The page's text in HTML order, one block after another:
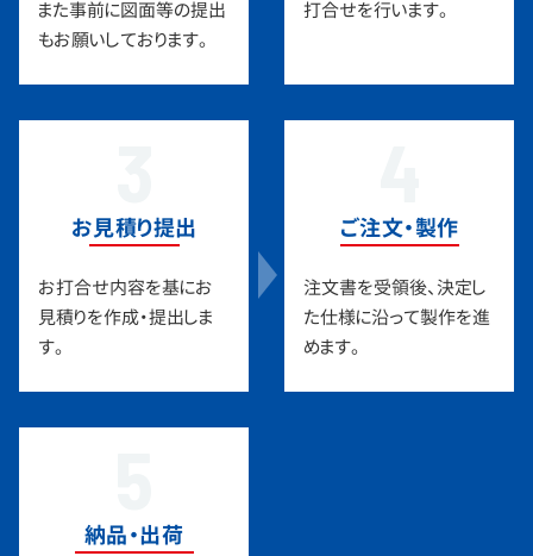
また事前に図面等の提出
もお願いしております。
打合せを行います。
お見積り提出
お打合せ内容を基にお
見積りを作成・提出しま
す。
ご注文・製作
注文書を受領後、決定し
た仕様に沿って製作を進
めます。
納品・出荷